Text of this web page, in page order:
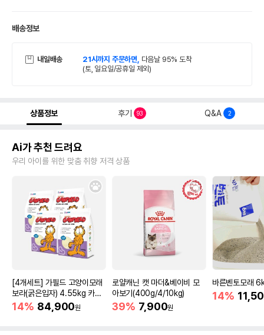
배송정보
내일배송 21시까지 주문하면, 다음날 95% 도착
(토, 일요일/공휴일 제외)
상품정보 후기 93 Q&A 2
Ai가 추천 드려요
우리 아이를 위한 맞춤 취향 저격 상품
[4개세트] 가필드 고양이모래
보라(굵은입자) 4.55kg 카사
바모래
14% 84,900원
로얄캐닌 캣 마더&베이비 모
아보기(400g/4/10kg)
39% 7,900원
바른벤토모래
14%